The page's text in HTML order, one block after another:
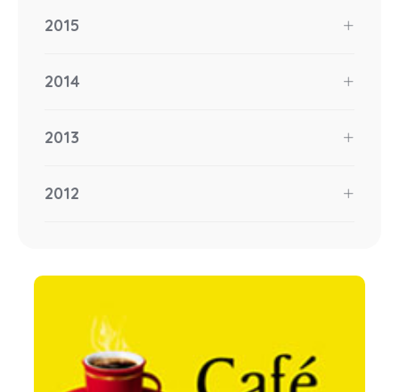
2015
2014
2013
2012